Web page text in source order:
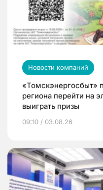
Новости компаний
«Томскэнергосбыт»
региона перейти на
выиграть призы
09:10 / 03.08.26